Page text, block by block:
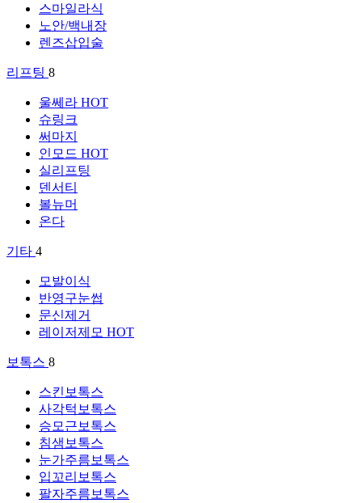
스마일라식
노안/백내장
렌즈삽입술
리프팅 8
울쎄라 HOT
슈링크
써마지
인모드 HOT
실리프팅
덴서티
볼뉴머
온다
기타 4
모발이식
반영구눈썹
문신제거
레이저제모 HOT
보톡스 8
스킨보톡스
사각턱보톡스
승모근보톡스
침샘보톡스
눈가주름보톡스
입꼬리보톡스
팔자주름보톡스